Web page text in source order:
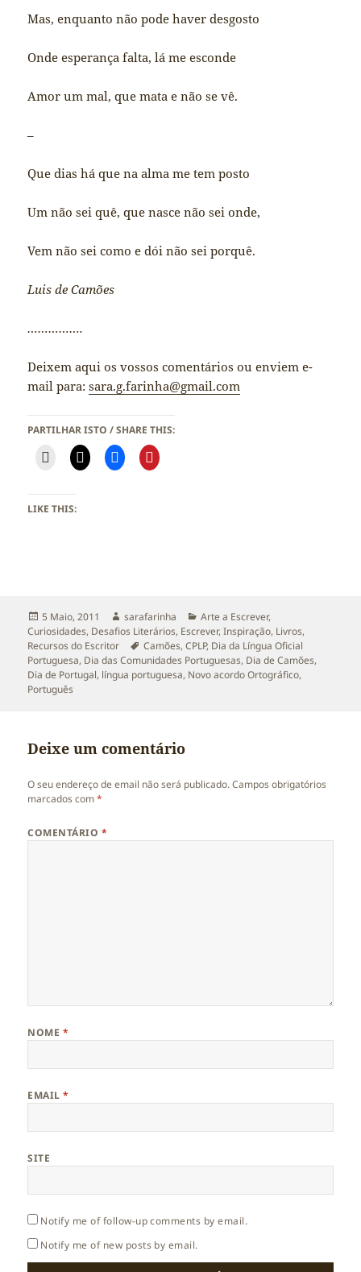
Mas, enquanto não pode haver desgosto
Onde esperança falta, lá me esconde
Amor um mal, que mata e não se vê.
–
Que dias há que na alma me tem posto
Um não sei quê, que nasce não sei onde,
Vem não sei como e dói não sei porquê.
Luis de Camões
…………….
Deixem aqui os vossos comentários ou enviem e-
mail para:sara.g.farinha@gmail.com
PARTILHAR ISTO / SHARE THIS:
LIKE THIS:
Publicado
a
5 Maio, 2011 Autor
sarafarinha Categorias
Arte a Escrever,
Curiosidades, Desafios Literários, Escrever,Inspiração, Livros,
Recursos do Escritor
Etiquetas
Camões,CPLP, Dia da Língua Oficial
Portuguesa, Dia das Comunidades Portuguesas, Dia de Camões,
Dia de Portugal, língua portuguesa, Novo acordo Ortográfico,
Português
Deixe um comentário
O seu endereço de email não será publicado. Campos obrigatórios
marcados com*
COMENTÁRIO *
NOME *
EMAIL*
SITE
Notify me of follow-up comments by email.
Notify me of new posts by email.